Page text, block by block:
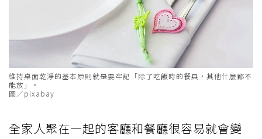
維持桌面乾淨的基本原則就是要牢記「除了吃飯時的餐具，其他什麼都不
能放」。
圖／pixabay
全家人聚在一起的客廳和餐廳很容易就會變